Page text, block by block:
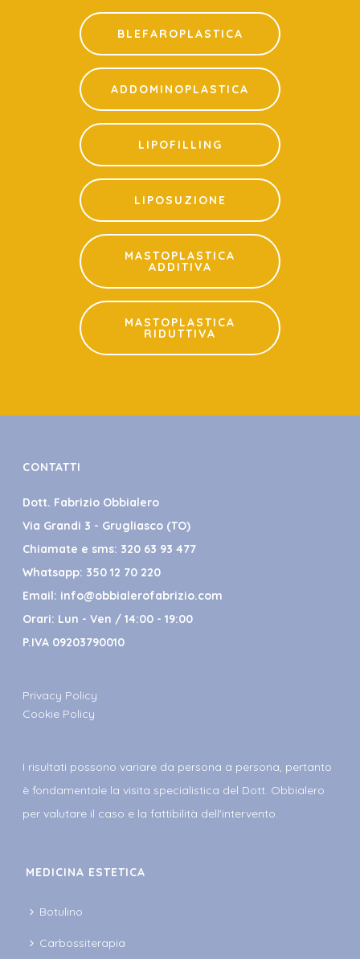
BLEFAROPLASTICA
ADDOMINOPLASTICA
LIPOFILLING
LIPOSUZIONE
MASTOPLASTICA
ADDITIVA
MASTOPLASTICA
RIDUTTIVA
CONTATTI
Dott. Fabrizio Obbialero
Via Grandi 3 - Grugliasco (TO)
Chiamate e sms: 320 63 93 477
Whatsapp: 350 12 70 220
Email: info@obbialerofabrizio.com
Orari: Lun - Ven / 14:00 - 19:00
P.IVA 09203790010
Privacy Policy
Cookie Policy
I risultati possono variare da persona a persona, pertanto
è fondamentale la visita specialistica del Dott. Obbialero
per valutare il caso e la fattibilità dell'intervento.
MEDICINA ESTETICA
Botulino
Carbossiterapia